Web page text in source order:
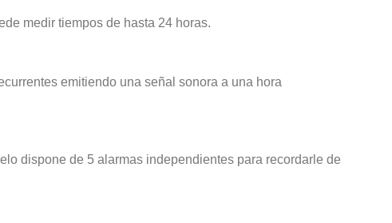
medir tiempos de hasta 24 horas.
emitiendo una señal sonora a una hora
dispone de 5 alarmas independientes para recordarle de